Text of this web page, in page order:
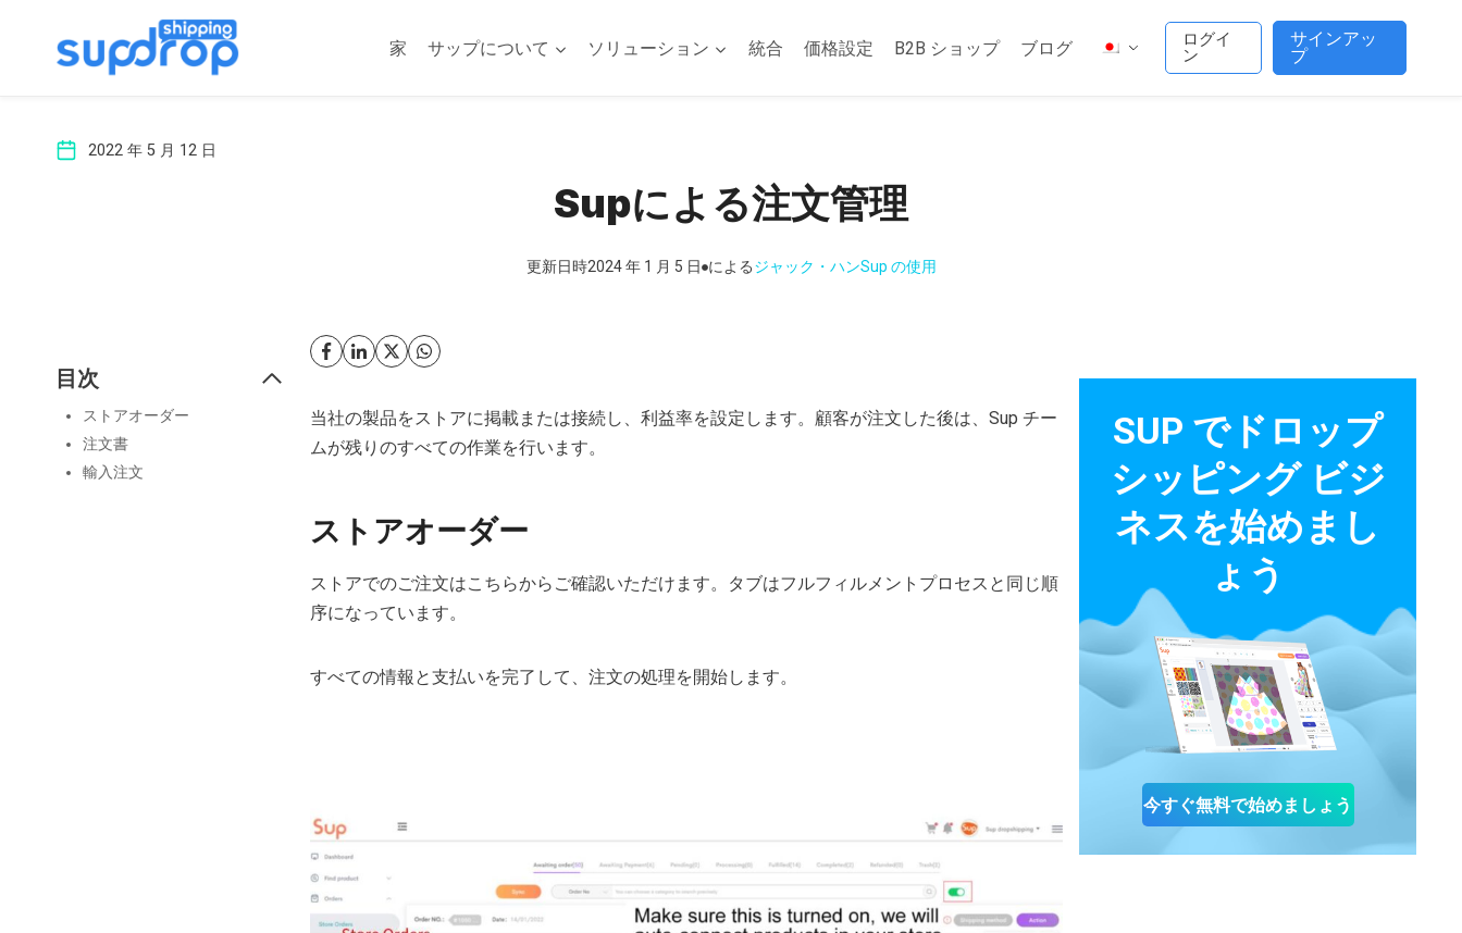
家 サップについて ソリューション 統合 価格設定 B2B ショップ ブログ
ログイ
ン
サインアッ
プ
2022 年 5 月 12 日
Supによる注文管理
更新日時2024 年 1 月 5 日 によるジャック・ハンSup の使用
目次
ストアオーダー
注文書
輸入注文
当社の製品をストアに掲載または接続し、利益率を設定します。顧客が注文した後は、Sup チー
ムが残りのすべての作業を行います。
ストアオーダー
ストアでのご注文はこちらからご確認いただけます。タブはフルフィルメントプロセスと同じ順
序になっています。
すべての情報と支払いを完了して、注文の処理を開始します。
SUP でドロップ
シッピング ビジ
ネスを始めまし
ょう
今すぐ無料で始めましょう